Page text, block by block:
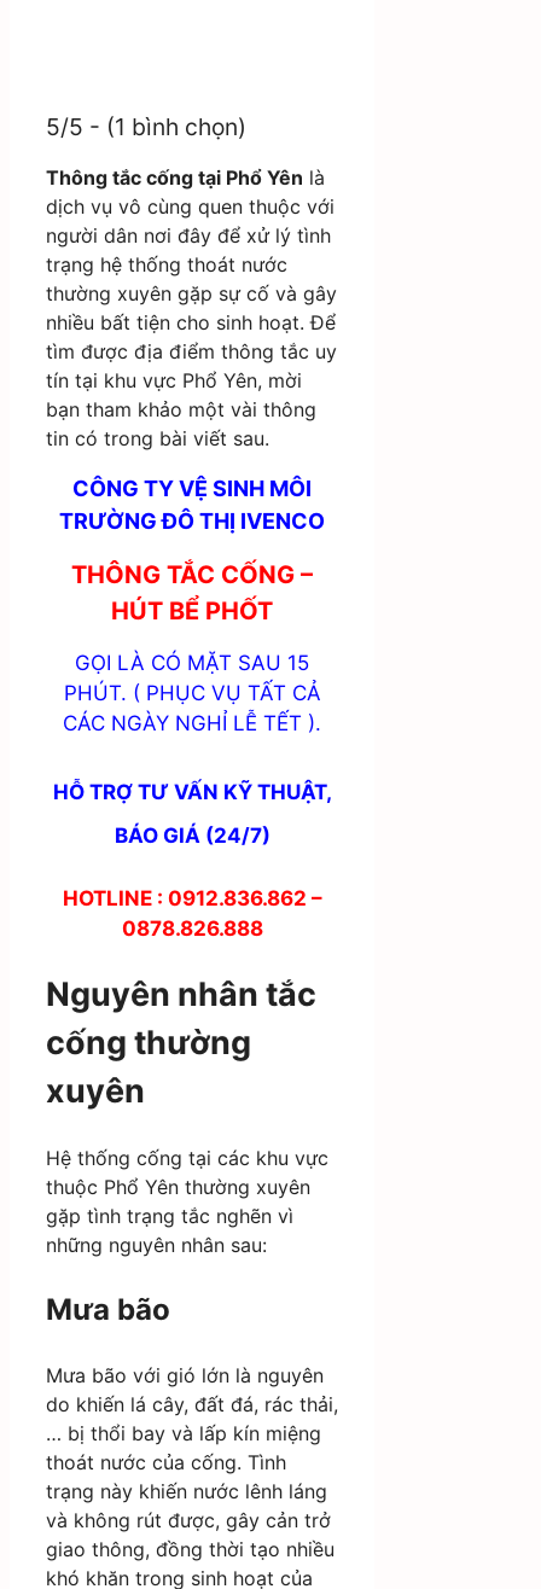
5/5 - (1 bình chọn)
Thông tắc cống tại Phổ Yên là
dịch vụ vô cùng quen thuộc với
người dân nơi đây để xử lý tình
trạng hệ thống thoát nước
thường xuyên gặp sự cố và gây
nhiều bất tiện cho sinh hoạt. Để
tìm được địa điểm thông tắc uy
tín tại khu vực Phổ Yên, mời
bạn tham khảo một vài thông
tin có trong bài viết sau.
CÔNG TY VỆ SINH MÔI
TRƯỜNG ĐÔ THỊ IVENCO
THÔNG TẮC CỐNG –
HÚT BỂ PHỐT
GỌI LÀ CÓ MẶT SAU 15
PHÚT. ( PHỤC VỤ TẤT CẢ
CÁC NGÀY NGHỈ LỄ TẾT ).
HỖ TRỢ TƯ VẤN KỸ THUẬT,
BÁO GIÁ (24/7)
HOTLINE : 0912.836.862 –
0878.826.888
Nguyên nhân tắc
cống thường
xuyên
Hệ thống cống tại các khu vực
thuộc Phổ Yên thường xuyên
gặp tình trạng tắc nghẽn vì
những nguyên nhân sau:
Mưa bão
Mưa bão với gió lớn là nguyên
do khiến lá cây, đất đá, rác thải,
… bị thổi bay và lấp kín miệng
thoát nước của cống. Tình
trạng này khiến nước lênh láng
và không rút được, gây cản trở
giao thông, đồng thời tạo nhiều
khó khăn trong sinh hoạt của